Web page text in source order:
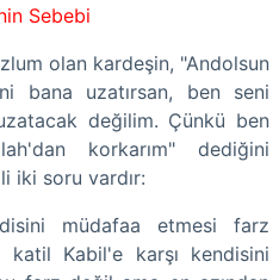
Sebebi
olan kardeşin, "Andolsun
bana uzatırsan, ben seni
değilim. Çünkü ben
korkarım" dediğini
iki soru vardır:
müdafaa etmesi farz
Kabil'e karşı kendisini